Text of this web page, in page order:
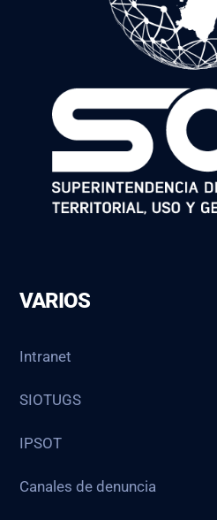
VARIOS
Intranet
SIOTUGS
IPSOT
Canales de denuncia